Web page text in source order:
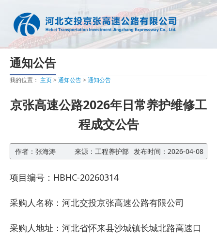
通知公告
我的位置： 主页> 通知公告> 通知公告
京张高速公路2026年日常养护维修工
程成交公告
作者：张海涛 来源：工程养护部 发布时间：2026-04-08
项目编号： HBHC-20260314
采购人名称：河北交投京张高速公路有限公司
采购人地址：河北省怀来县沙城镇长城北路高速口